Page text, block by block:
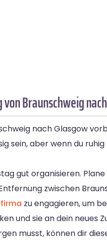
Braunschweig
nach Glasgow
sein, aber wenn du
gut organisieren.
zwischen
zu engagieren, um
und sie an dein neues
musst, können dir